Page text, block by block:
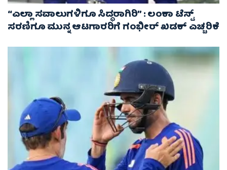
“ಎಲ್ಲಾ ಸವಾಲುಗಳಿಗೂ ಸಿದ್ಧರಾಗಿರಿ” : ಲಂಕಾ ಟೆಸ್ಟ್
ಸರಣಿಗೂ ಮುನ್ನ ಆಟಗಾರರಿಗೆ ಗಂಭೀರ್ ಖಡಕ್ ಎಚ್ಚರಿಕೆ